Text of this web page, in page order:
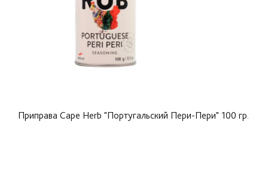
Приправа Cape Herb "Португальский Пери-Пери" 100 гр.